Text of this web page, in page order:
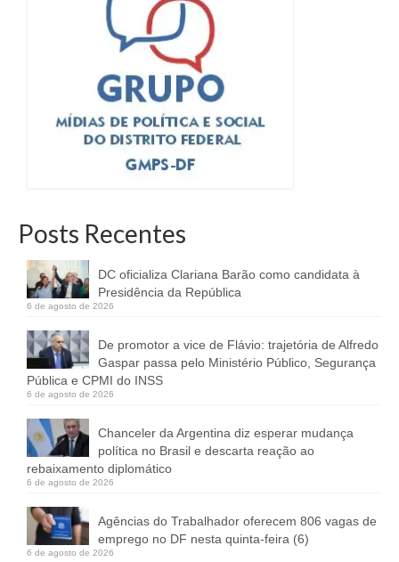
Posts Recentes
DC oficializa Clariana Barão como candidata à
Presidência da República
6 de agosto de 2026
De promotor a vice de Flávio: trajetória de Alfredo
Gaspar passa pelo Ministério Público, Segurança
Pública e CPMI do INSS
6 de agosto de 2026
Chanceler da Argentina diz esperar mudança
política no Brasil e descarta reação ao
rebaixamento diplomático
6 de agosto de 2026
Agências do Trabalhador oferecem 806 vagas de
emprego no DF nesta quinta-feira (6)
6 de agosto de 2026